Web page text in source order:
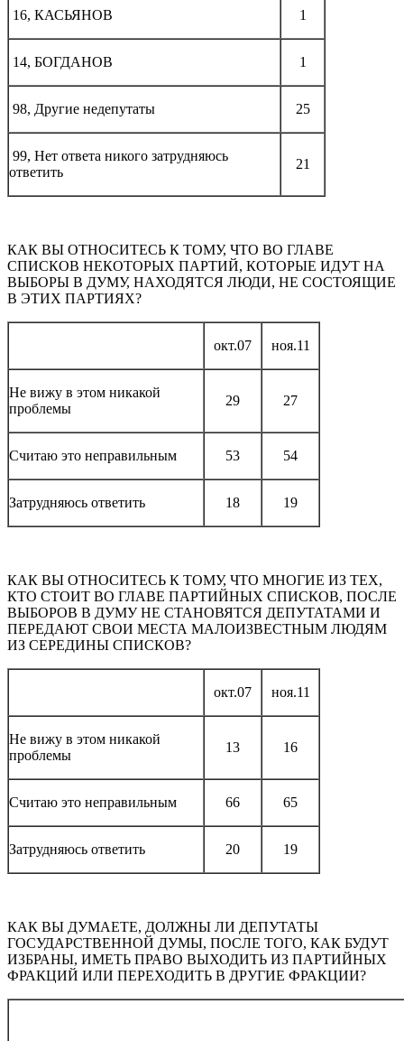
16, КАСЬЯНОВ 1
14, БОГДАНОВ 1
98, Другие недепутаты 25
99, Нет ответа никого затрудняюсь
ответить
21
КАК ВЫ ОТНОСИТЕСЬ К ТОМУ, ЧТО ВО ГЛАВЕ
СПИСКОВ НЕКОТОРЫХ ПАРТИЙ, КОТОРЫЕ ИДУТ НА
ВЫБОРЫ В ДУМУ, НАХОДЯТСЯ ЛЮДИ, НЕ СОСТОЯЩИЕ
В ЭТИХ ПАРТИЯХ?
окт.07 ноя.11
Не вижу в этом никакой
проблемы
29 27
Считаю это неправильным 53 54
Затрудняюсь ответить 18 19
КАК ВЫ ОТНОСИТЕСЬ К ТОМУ, ЧТО МНОГИЕ ИЗ ТЕХ,
КТО СТОИТ ВО ГЛАВЕ ПАРТИЙНЫХ СПИСКОВ, ПОСЛЕ
ВЫБОРОВ В ДУМУ НЕ СТАНОВЯТСЯ ДЕПУТАТАМИ И
ПЕРЕДАЮТ СВОИ МЕСТА МАЛОИЗВЕСТНЫМ ЛЮДЯМ
ИЗ СЕРЕДИНЫ СПИСКОВ?
окт.07 ноя.11
Не вижу в этом никакой
проблемы
13 16
Считаю это неправильным 66 65
Затрудняюсь ответить 20 19
КАК ВЫ ДУМАЕТЕ, ДОЛЖНЫ ЛИ ДЕПУТАТЫ
ГОСУДАРСТВЕННОЙ ДУМЫ, ПОСЛЕ ТОГО, КАК БУДУТ
ИЗБРАНЫ, ИМЕТЬ ПРАВО ВЫХОДИТЬ ИЗ ПАРТИЙНЫХ
ФРАКЦИЙ ИЛИ ПЕРЕХОДИТЬ В ДРУГИЕ ФРАКЦИИ?